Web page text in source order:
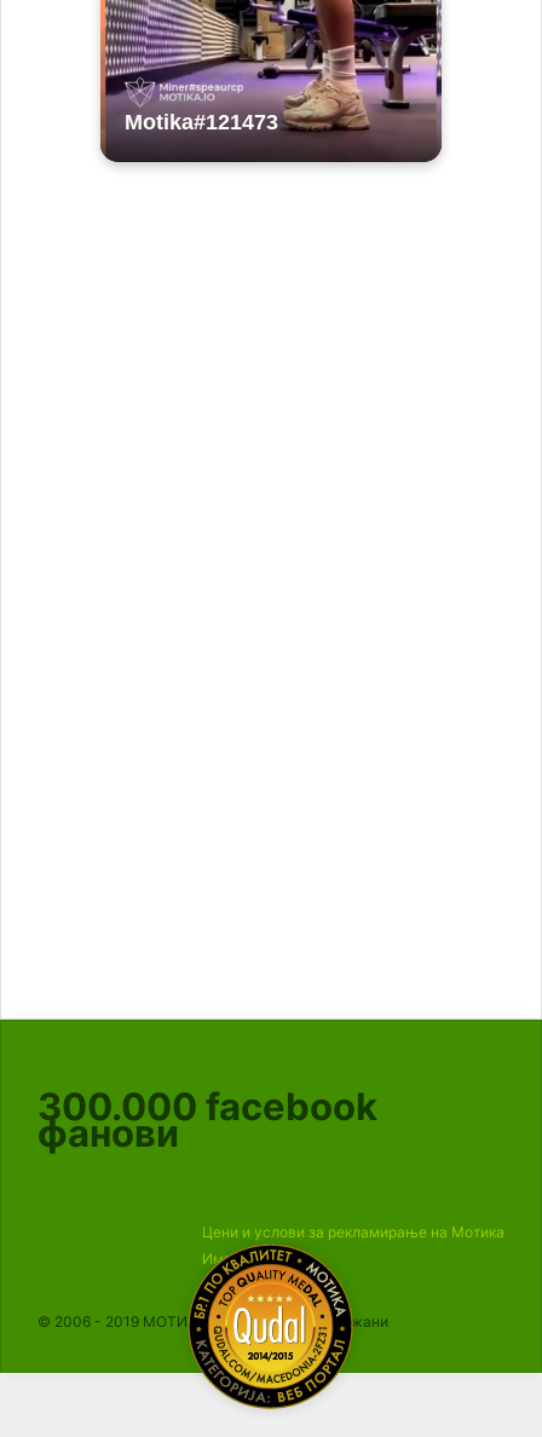
300.000 facebook
фанови
Цени и услови за рекламирање на Мотика
Импресум
© 2006 - 2019 МОТИКА, Сите права се задржани